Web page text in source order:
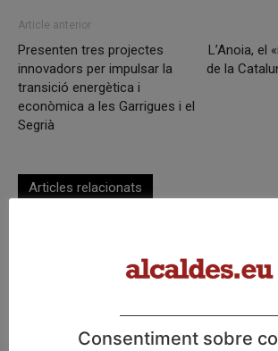
Article anterior
Presenten tres projectes
innovadors per impulsar la
transició energètica i
econòmica a les Garrigues i el
Segrià
L’Anoia, el
de la
Articles relacionats
habitatges d’ús turístic
l’autonomia municipal
La UE activa les
de transparència de la
Consentiment sobre